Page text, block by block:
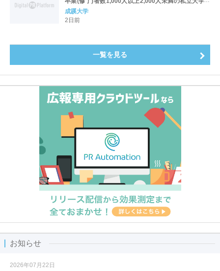
全国第1位を獲得！～実就職率は26.5%（前年比＋
4.3pt）に伸長、東京の私立大学でも10位にランクイン
成蹊大学
2日前
一覧を見る
お知らせ
2026年07月22日